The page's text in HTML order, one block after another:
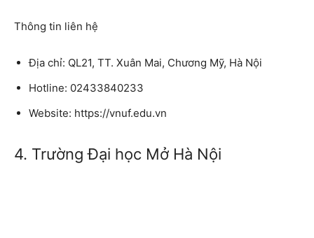
Thông tin liên hệ
Địa chỉ: QL21, TT. Xuân Mai, Chương Mỹ, Hà Nội
Hotline: 02433840233
Website: https://vnuf.edu.vn
4. Trường Đại học Mở Hà Nội